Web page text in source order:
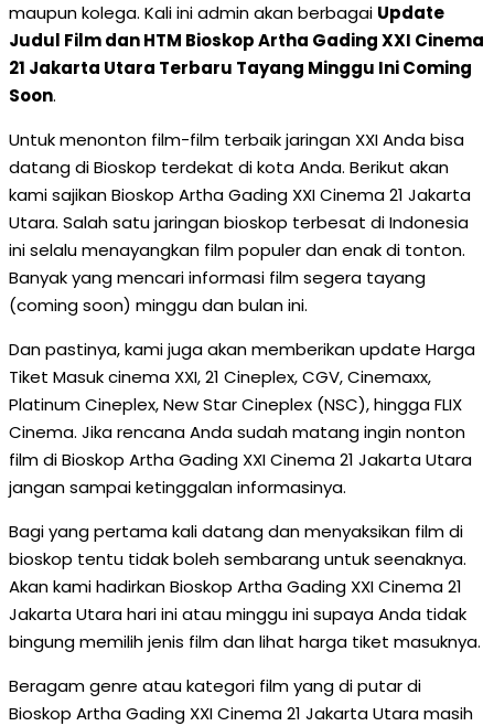
maupun kolega. Kali ini admin akan berbagai Update
Judul Film dan HTM Bioskop Artha Gading XXI Cinema
21 Jakarta Utara Terbaru Tayang Minggu Ini Coming
Soon.
Untuk menonton film-film terbaik jaringan XXI Anda bisa
datang di Bioskop terdekat di kota Anda. Berikut akan
kami sajikan Bioskop Artha Gading XXI Cinema 21 Jakarta
Utara. Salah satu jaringan bioskop terbesat di Indonesia
ini selalu menayangkan film populer dan enak di tonton.
Banyak yang mencari informasi film segera tayang
(coming soon) minggu dan bulan ini.
Dan pastinya, kami juga akan memberikan update Harga
Tiket Masuk cinema XXI, 21 Cineplex, CGV, Cinemaxx,
Platinum Cineplex, New Star Cineplex (NSC), hingga FLIX
Cinema. Jika rencana Anda sudah matang ingin nonton
film di Bioskop Artha Gading XXI Cinema 21 Jakarta Utara
jangan sampai ketinggalan informasinya.
Bagi yang pertama kali datang dan menyaksikan film di
bioskop tentu tidak boleh sembarang untuk seenaknya.
Akan kami hadirkan Bioskop Artha Gading XXI Cinema 21
Jakarta Utara hari ini atau minggu ini supaya Anda tidak
bingung memilih jenis film dan lihat harga tiket masuknya.
Beragam genre atau kategori film yang di putar di
Bioskop Artha Gading XXI Cinema 21 Jakarta Utara masih